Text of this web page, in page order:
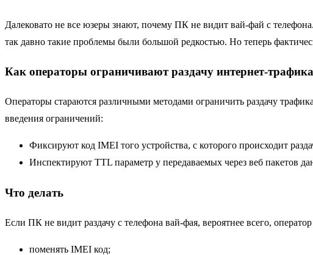
Далековато не все юзеры знают, почему ПК не видит вай-фай с
так давно такие проблемы были большой редкостью. Но теперь
Как операторы ограничивают раздачу интернет-трафика
Операторы стараются различными методами ограничить раздачу
введения ограничений:
Фиксируют код IMEI того устройства, с которого происходит
Инспектируют TTL параметр у передаваемых через веб пакетов
Что делать
Если ПК не видит раздачу с телефона вай-фая, вероятнее всего,
поменять IMEI код;